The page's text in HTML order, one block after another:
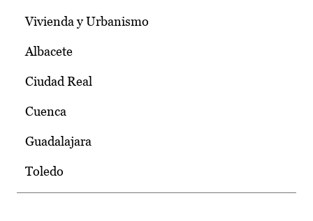
Vivienda y Urbanismo
Albacete
Ciudad Real
Cuenca
Guadalajara
Toledo